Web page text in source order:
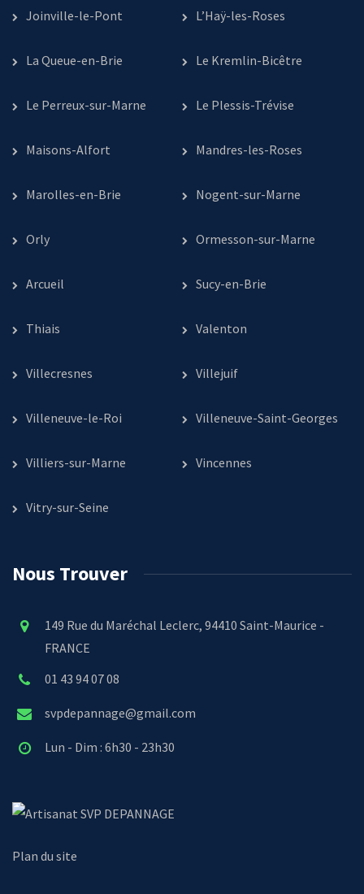
Joinville-le-Pont L’Haÿ-les-Roses
La Queue-en-Brie Le Kremlin-Bicêtre
Le Perreux-sur-Marne Le Plessis-Trévise
Maisons-Alfort Mandres-les-Roses
Marolles-en-Brie Nogent-sur-Marne
Orly Ormesson-sur-Marne
Arcueil Sucy-en-Brie
Thiais Valenton
Villecresnes Villejuif
Villeneuve-le-Roi Villeneuve-Saint-Georges
Villiers-sur-Marne Vincennes
Vitry-sur-Seine
Nous Trouver
149 Rue du Maréchal Leclerc, 94410 Saint-Maurice -
FRANCE
01 43 94 07 08
svpdepannage@gmail.com
Lun - Dim : 6h30 - 23h30
SVP DEPANNAGE
Plan du site